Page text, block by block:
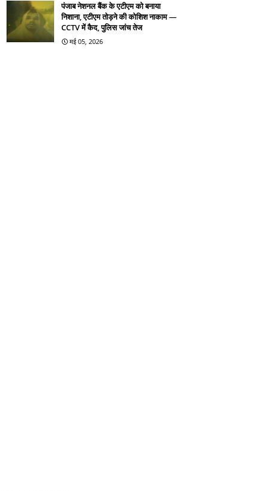
पंजाब नेशनल बैंक के एटीएम को बनाया
निशाना, एटीएम तोड़ने की कोशिश नाकाम —
CCTV में कैद, पुलिस जांच तेज
मई 05, 2026